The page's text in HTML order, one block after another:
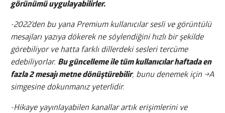
görünümü uygulayabilirler.
-2022’den bu yana Premium kullanıcılar sesli ve görüntülü
mesajları yazıya dökerek ne söylendiğini hızlı bir şekilde
görebiliyor ve hatta farklı dillerdeki sesleri tercüme
edebiliyorlar. Bu güncelleme ile tüm kullanıcılar haftada en
fazla 2 mesajı metne dönüştürebilir, bunu denemek için →A
simgesine dokunmanız yeterlidir.
-Hikaye yayınlayabilen kanallar artık erişimlerini ve